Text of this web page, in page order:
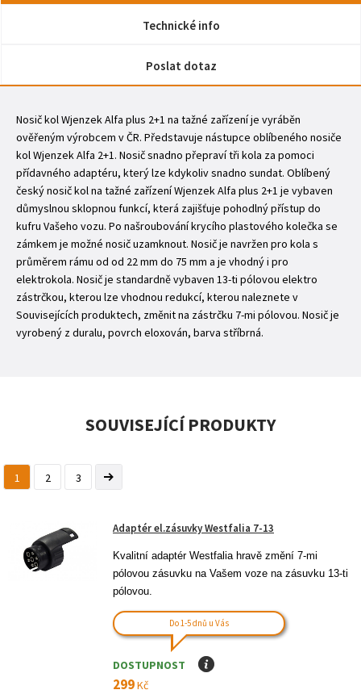
Technické info
Poslat dotaz
Nosič kol Wjenzek Alfa plus 2+1 na tažné zařízení je vyráběn
ověřeným výrobcem v ČR. Představuje nástupce oblíbeného nosiče
kol Wjenzek Alfa 2+1. Nosič snadno přepraví tři kola za pomoci
přídavného adaptéru, který lze kdykoliv snadno sundat. Oblíbený
český nosič kol na tažné zařízení Wjenzek Alfa plus 2+1 je vybaven
důmyslnou sklopnou funkcí, která zajišťuje pohodlný přístup do
kufru Vašeho vozu. Po našroubování krycího plastového kolečka se
zámkem je možné nosič uzamknout. Nosič je navržen pro kola s
průměrem rámu od od 22 mm do 75 mm a je vhodný i pro
elektrokola. Nosič je standardně vybaven 13-ti pólovou elektro
zástrčkou, kterou lze vhodnou redukcí, kterou naleznete v
Souvisejících produktech, změnit na zástrčku 7-mi pólovou. Nosič je
vyrobený z duralu, povrch eloxován, barva stříbrná.
SOUVISEJÍCÍ PRODUKTY
1 2 3
Adaptér el.zásuvky Westfalia 7-13
Kvalitní adaptér Westfalia hravě změní 7-mi
pólovou zásuvku na Vašem voze na zásuvku 13-ti
pólovou.
Do 1-5 dnů u Vás
DOSTUPNOST I
299Kč